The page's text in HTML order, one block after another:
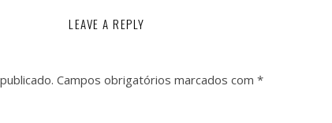
LEAVE A REPLY
Campos obrigatórios marcados com *